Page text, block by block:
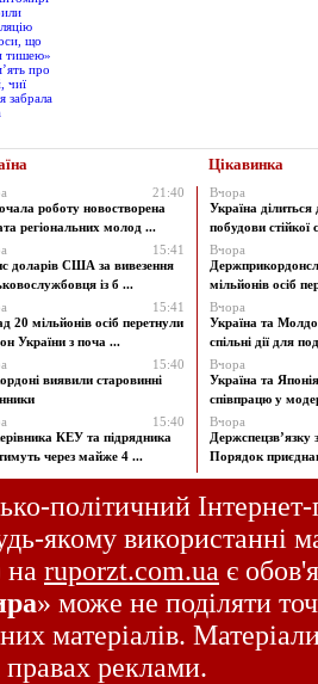
Цікавинка
21:40
роботу новостворена
регіональних молод ...
15:41
доларів США за вивезення
із б ...
15:41
20 мільйонів осіб перетнули
України з поча ...
15:40
виявили старовинні
15:40
КЕУ та підрядника
через майже 4 ...
Вчора
Україна ділиться
побудови стійкої
Вчора
мільйонів осіб
Вчора
Україна та
спільні дії для
Вчора
Україна та
співпрацю у
Вчора
Держспецзв’язку
Порядок
політичний
якому використанні
на ruporzt.com.ua є
» може не поділяти
матеріалів.
реклами.